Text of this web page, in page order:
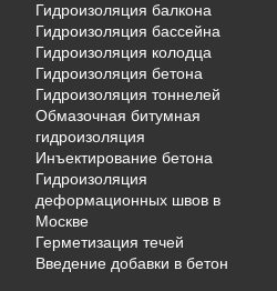
Гидроизоляция балкона
Гидроизоляция бассейна
Гидроизоляция колодца
Гидроизоляция бетона
Гидроизоляция тоннелей
Обмазочная битумная
гидроизоляция
Инъектирование бетона
Гидроизоляция
деформационных швов в
Москве
Герметизация течей
Введение добавки в бетон